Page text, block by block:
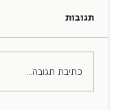
הים לא אותו הים
תגובות
כתיבת תגובה...